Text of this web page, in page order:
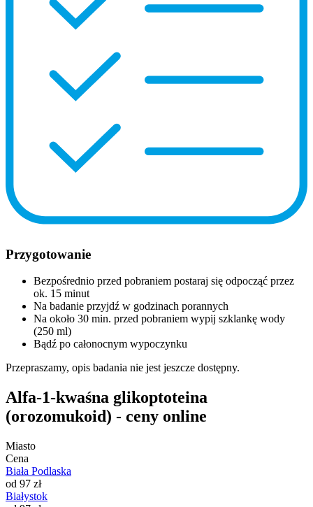
Przygotowanie
Bezpośrednio przed pobraniem postaraj się odpocząć przez
ok. 15 minut
Na badanie przyjdź w godzinach porannych
Na około 30 min. przed pobraniem wypij szklankę wody
(250 ml)
Bądź po całonocnym wypoczynku
Przepraszamy, opis badania nie jest jeszcze dostępny.
Alfa-1-kwaśna glikoptoteina
(orozomukoid) - ceny online
Miasto
Cena
Biała Podlaska
od 97 zł
Białystok